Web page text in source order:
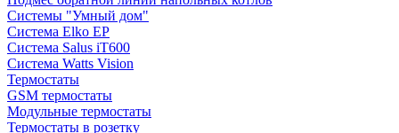
Системы "Умный дом"
Система Elko EP
Система Salus iT600
Система Watts Vision
Термостаты
GSM термостаты
Модульные термостаты
Термостаты в розетку